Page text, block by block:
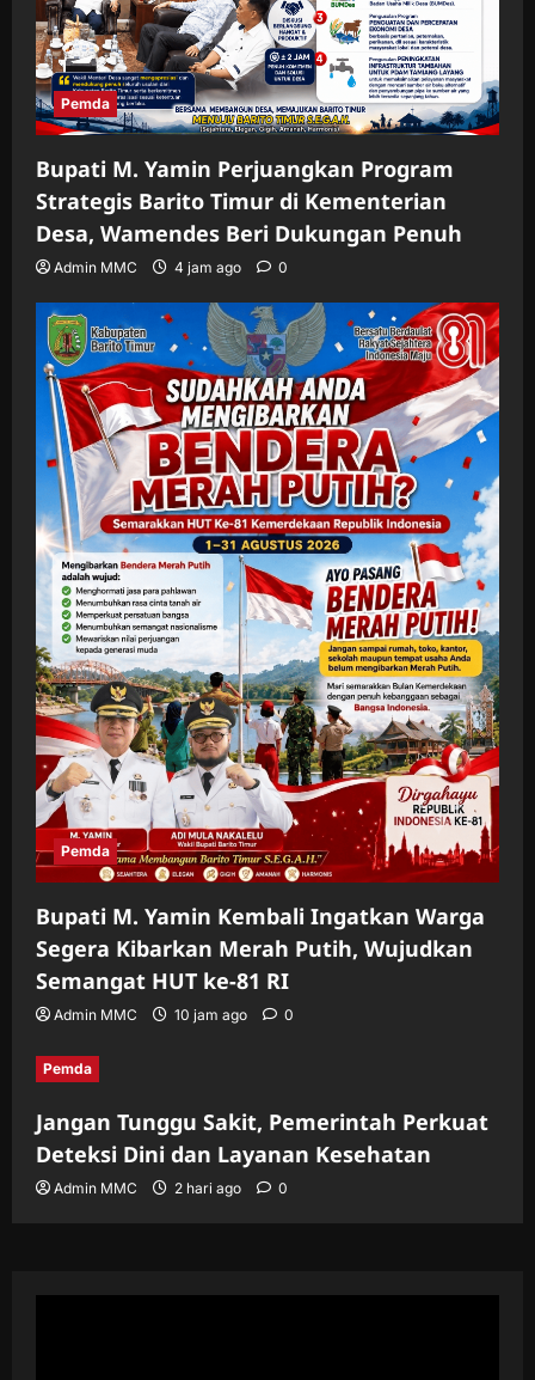
Pemda
Bupati M. Yamin Perjuangkan Program
Strategis Barito Timur di Kementerian
Desa, Wamendes Beri Dukungan Penuh
Admin MMC 4 jam ago 0
Pemda
Bupati M. Yamin Kembali Ingatkan Warga
Segera Kibarkan Merah Putih, Wujudkan
Semangat HUT ke-81 RI
Admin MMC 10 jam ago 0
Pemda
Jangan Tunggu Sakit, Pemerintah Perkuat
Deteksi Dini dan Layanan Kesehatan
Admin MMC 2 hari ago 0